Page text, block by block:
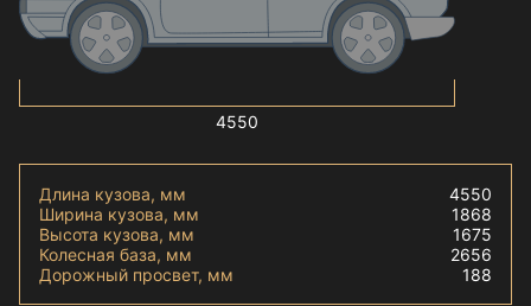
4550
Длина кузова, мм
4550
Ширина кузова, мм
1868
Высота кузова, мм
1675
Колесная база, мм
2656
Дорожный просвет, мм
188